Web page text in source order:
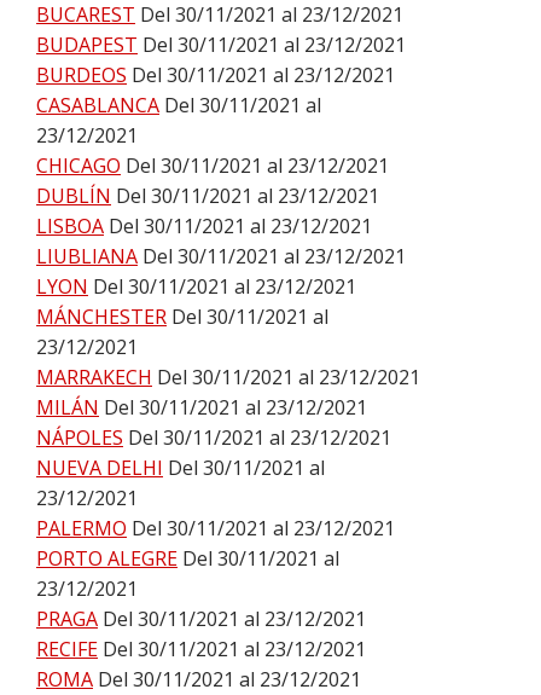
BUCAREST Del 30/11/2021 al 23/12/2021
BUDAPEST Del 30/11/2021 al 23/12/2021
BURDEOS Del 30/11/2021 al 23/12/2021
CASABLANCA Del 30/11/2021 al
23/12/2021
CHICAGO Del 30/11/2021 al 23/12/2021
DUBLÍN Del 30/11/2021 al 23/12/2021
LISBOA Del 30/11/2021 al 23/12/2021
LIUBLIANA Del 30/11/2021 al 23/12/2021
LYON Del 30/11/2021 al 23/12/2021
MÁNCHESTER Del 30/11/2021 al
23/12/2021
MARRAKECH Del 30/11/2021 al 23/12/2021
MILÁN Del 30/11/2021 al 23/12/2021
NÁPOLES Del 30/11/2021 al 23/12/2021
NUEVA DELHI Del 30/11/2021 al
23/12/2021
PALERMO Del 30/11/2021 al 23/12/2021
PORTO ALEGRE Del 30/11/2021 al
23/12/2021
PRAGA Del 30/11/2021 al 23/12/2021
RECIFE Del 30/11/2021 al 23/12/2021
ROMA Del 30/11/2021 al 23/12/2021